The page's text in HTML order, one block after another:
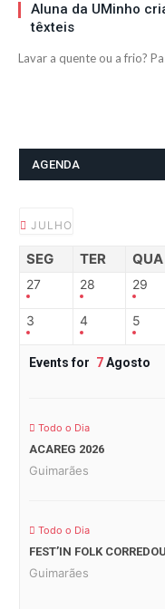
Aluna da UMinho
têxteis
Lavar a quente ou a frio?
AGENDA
JULHO
SEG TER QUA
27 28 29
3 4 5
Events for 7Agosto
Todo o Dia
ACAREG 2026
Guimarães
Todo o Dia
FEST’IN FOLK
Guimarães